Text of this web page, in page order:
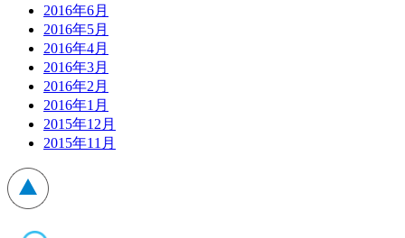
2016年6月
2016年5月
2016年4月
2016年3月
2016年2月
2016年1月
2015年12月
2015年11月